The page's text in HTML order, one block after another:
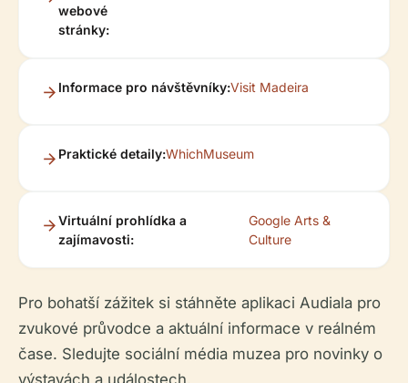
webové
stránky:
Informace pro návštěvníky:Visit Madeira
Praktické detaily:WhichMuseum
Virtuální prohlídka a
zajímavosti:
Google Arts &
Culture
Pro bohatší zážitek si stáhněte aplikaci Audiala pro
zvukové průvodce a aktuální informace v reálném
čase. Sledujte sociální média muzea pro novinky o
výstavách a událostech.